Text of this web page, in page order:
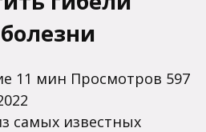
11 мин Просмотров 597
самых известных